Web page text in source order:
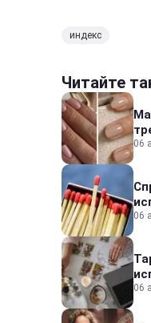
индекс
Читайте
06
06
06